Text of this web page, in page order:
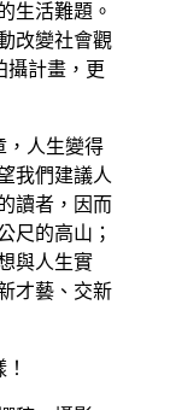
生活難題。
改變社會觀
攝計畫，更
，人生變得
我們建議人
讀者，因而
尺的高山；
與人生實
才藝、交新